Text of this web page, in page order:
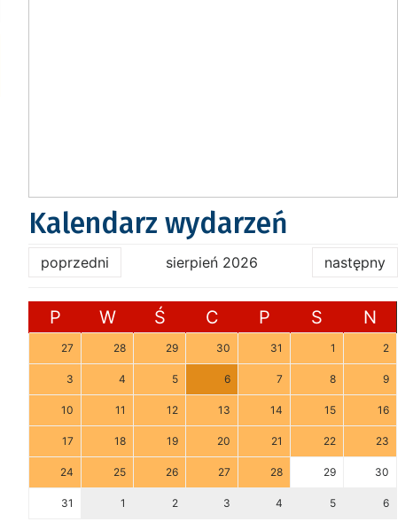
Kalendarz wydarzeń
poprzedni sierpień 2026 następny
P W Ś C P S N
27 28 29 30 31 1 2
3 4 5 6 7 8 9
10 11 12 13 14 15 16
17 18 19 20 21 22 23
24 25 26 27 28 29 30
31 1 2 3 4 5 6